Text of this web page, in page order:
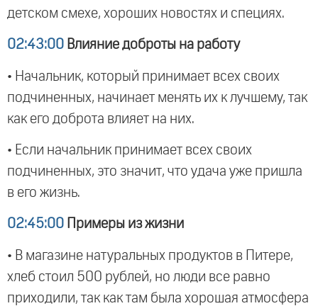
детском смехе, хороших новостях и специях.
02:43:00 Влияние доброты на работу
• Начальник, который принимает всех своих
подчиненных, начинает менять их к лучшему, так
как его доброта влияет на них.
• Если начальник принимает всех своих
подчиненных, это значит, что удача уже пришла
в его жизнь.
02:45:00 Примеры из жизни
• В магазине натуральных продуктов в Питере,
хлеб стоил 500 рублей, но люди все равно
приходили, так как там была хорошая атмосфера